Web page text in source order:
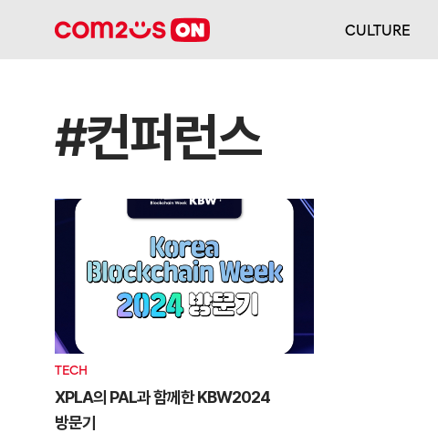
CULTURE
#컨퍼런스
TECH
XPLA의 PAL과 함께한 KBW2024
방문기